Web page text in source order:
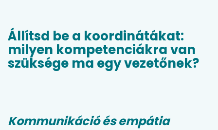
Állítsd be a koordinátákat:
milyen kompetenciákra van
szüksége ma egy vezetőnek?
Kommunikáció és empátia